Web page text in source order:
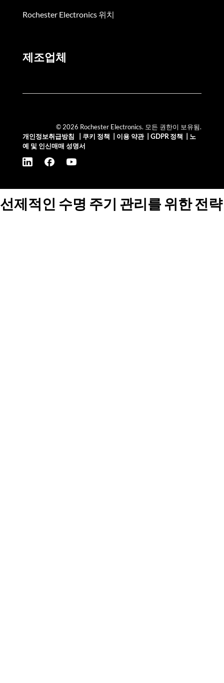
Rochester Electronics 위치
제조업체
© 2026 Rochester Electronics. 모든 권한이 보유됨.
개인정보취급방침
쿠키 정책 이용 약관| GDPR 정책
노
예 및 인신매매 성명서
선제적인 수명 주기 관리를 위한 전략